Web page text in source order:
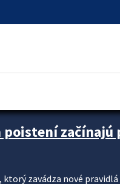
začínajú
zavádza nové